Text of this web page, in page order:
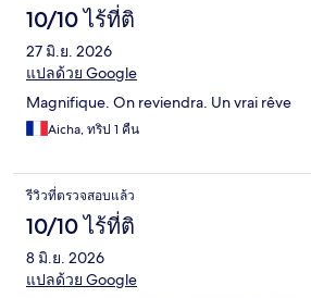
10/10 ไร้ที่ติ
27 มิ.ย. 2026
แปลด้วย Google
Magnifique. On reviendra. Un vrai rêve
Aicha, ทริป 1 คืน
รีวิวที่ตรวจสอบแล้ว
10/10 ไร้ที่ติ
8 มิ.ย. 2026
แปลด้วย Google